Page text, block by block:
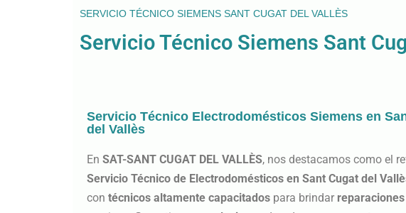
SERVICIO TÉCNICO SIEMENS SANT CUGAT DEL VALLÈS
Servicio Técnico Siemens Sant
Servicio Técnico Electrodomésticos Siemens en
del Vallès
En SAT-SANT CUGAT DEL VALLÈS, nos destacamos como el
Servicio Técnico de Electrodomésticos en Sant Cugat del
con técnicos altamente capacitados para brindar reparaciones